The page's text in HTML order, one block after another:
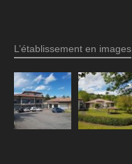
L’établissement en images